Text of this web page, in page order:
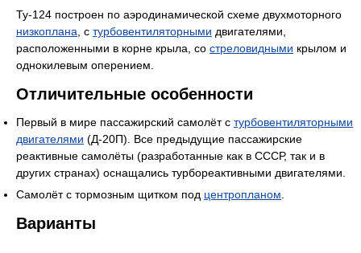
Ту-124 построен по аэродинамической схеме двухмоторного
низкоплана , с турбовентиляторными двигателями,
расположенными в корне крыла, со стреловидными крылом и
однокилевым оперением.
Отличительные особенности
Первый в мире пассажирский самолёт с турбовентиляторными
двигателями (Д-20П). Все предыдущие пассажирские
реактивные самолёты (разработанные как в СССР, так и в
других странах) оснащались турбореактивными двигателями.
Самолёт с тормозным щитком под центропланом
Варианты